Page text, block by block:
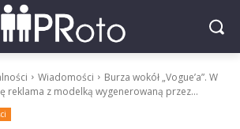
Wiadomości
Burza wokół „Vogue’a”. W
reklama z modelką wygenerowaną przez...